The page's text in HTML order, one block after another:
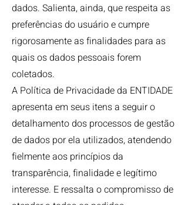
dados. Salienta, ainda, que respeita as
preferências do usuário e cumpre
rigorosamente as finalidades para as
quais os dados pessoais forem
coletados.
A Política de Privacidade da ENTIDADE
apresenta em seus itens a seguir o
detalhamento dos processos de gestão
de dados por ela utilizados, atendendo
fielmente aos princípios da
transparência, finalidade e legítimo
interesse. E ressalta o compromisso de